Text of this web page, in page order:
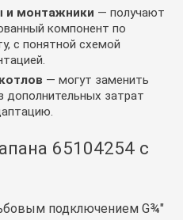
и монтажники — получают
компонент по
с понятной схемой
— могут заменить
дополнительных затрат
65104254 с
подключением G¾"